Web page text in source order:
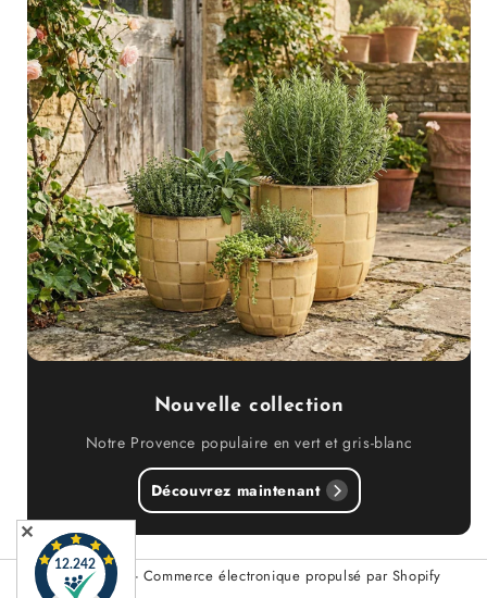
Nouvelle collection
Notre Provence populaire en vert et gris-blanc
Découvrez maintenant
© 2026,Teramico - Commerce électronique propulsé par Shopify
✕